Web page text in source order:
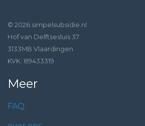
© 2026 simpelsubsidie.nl
Hof van Delftsesluis 37
3133MB Vlaardingen
KVK: 89433319
Meer
FAQ